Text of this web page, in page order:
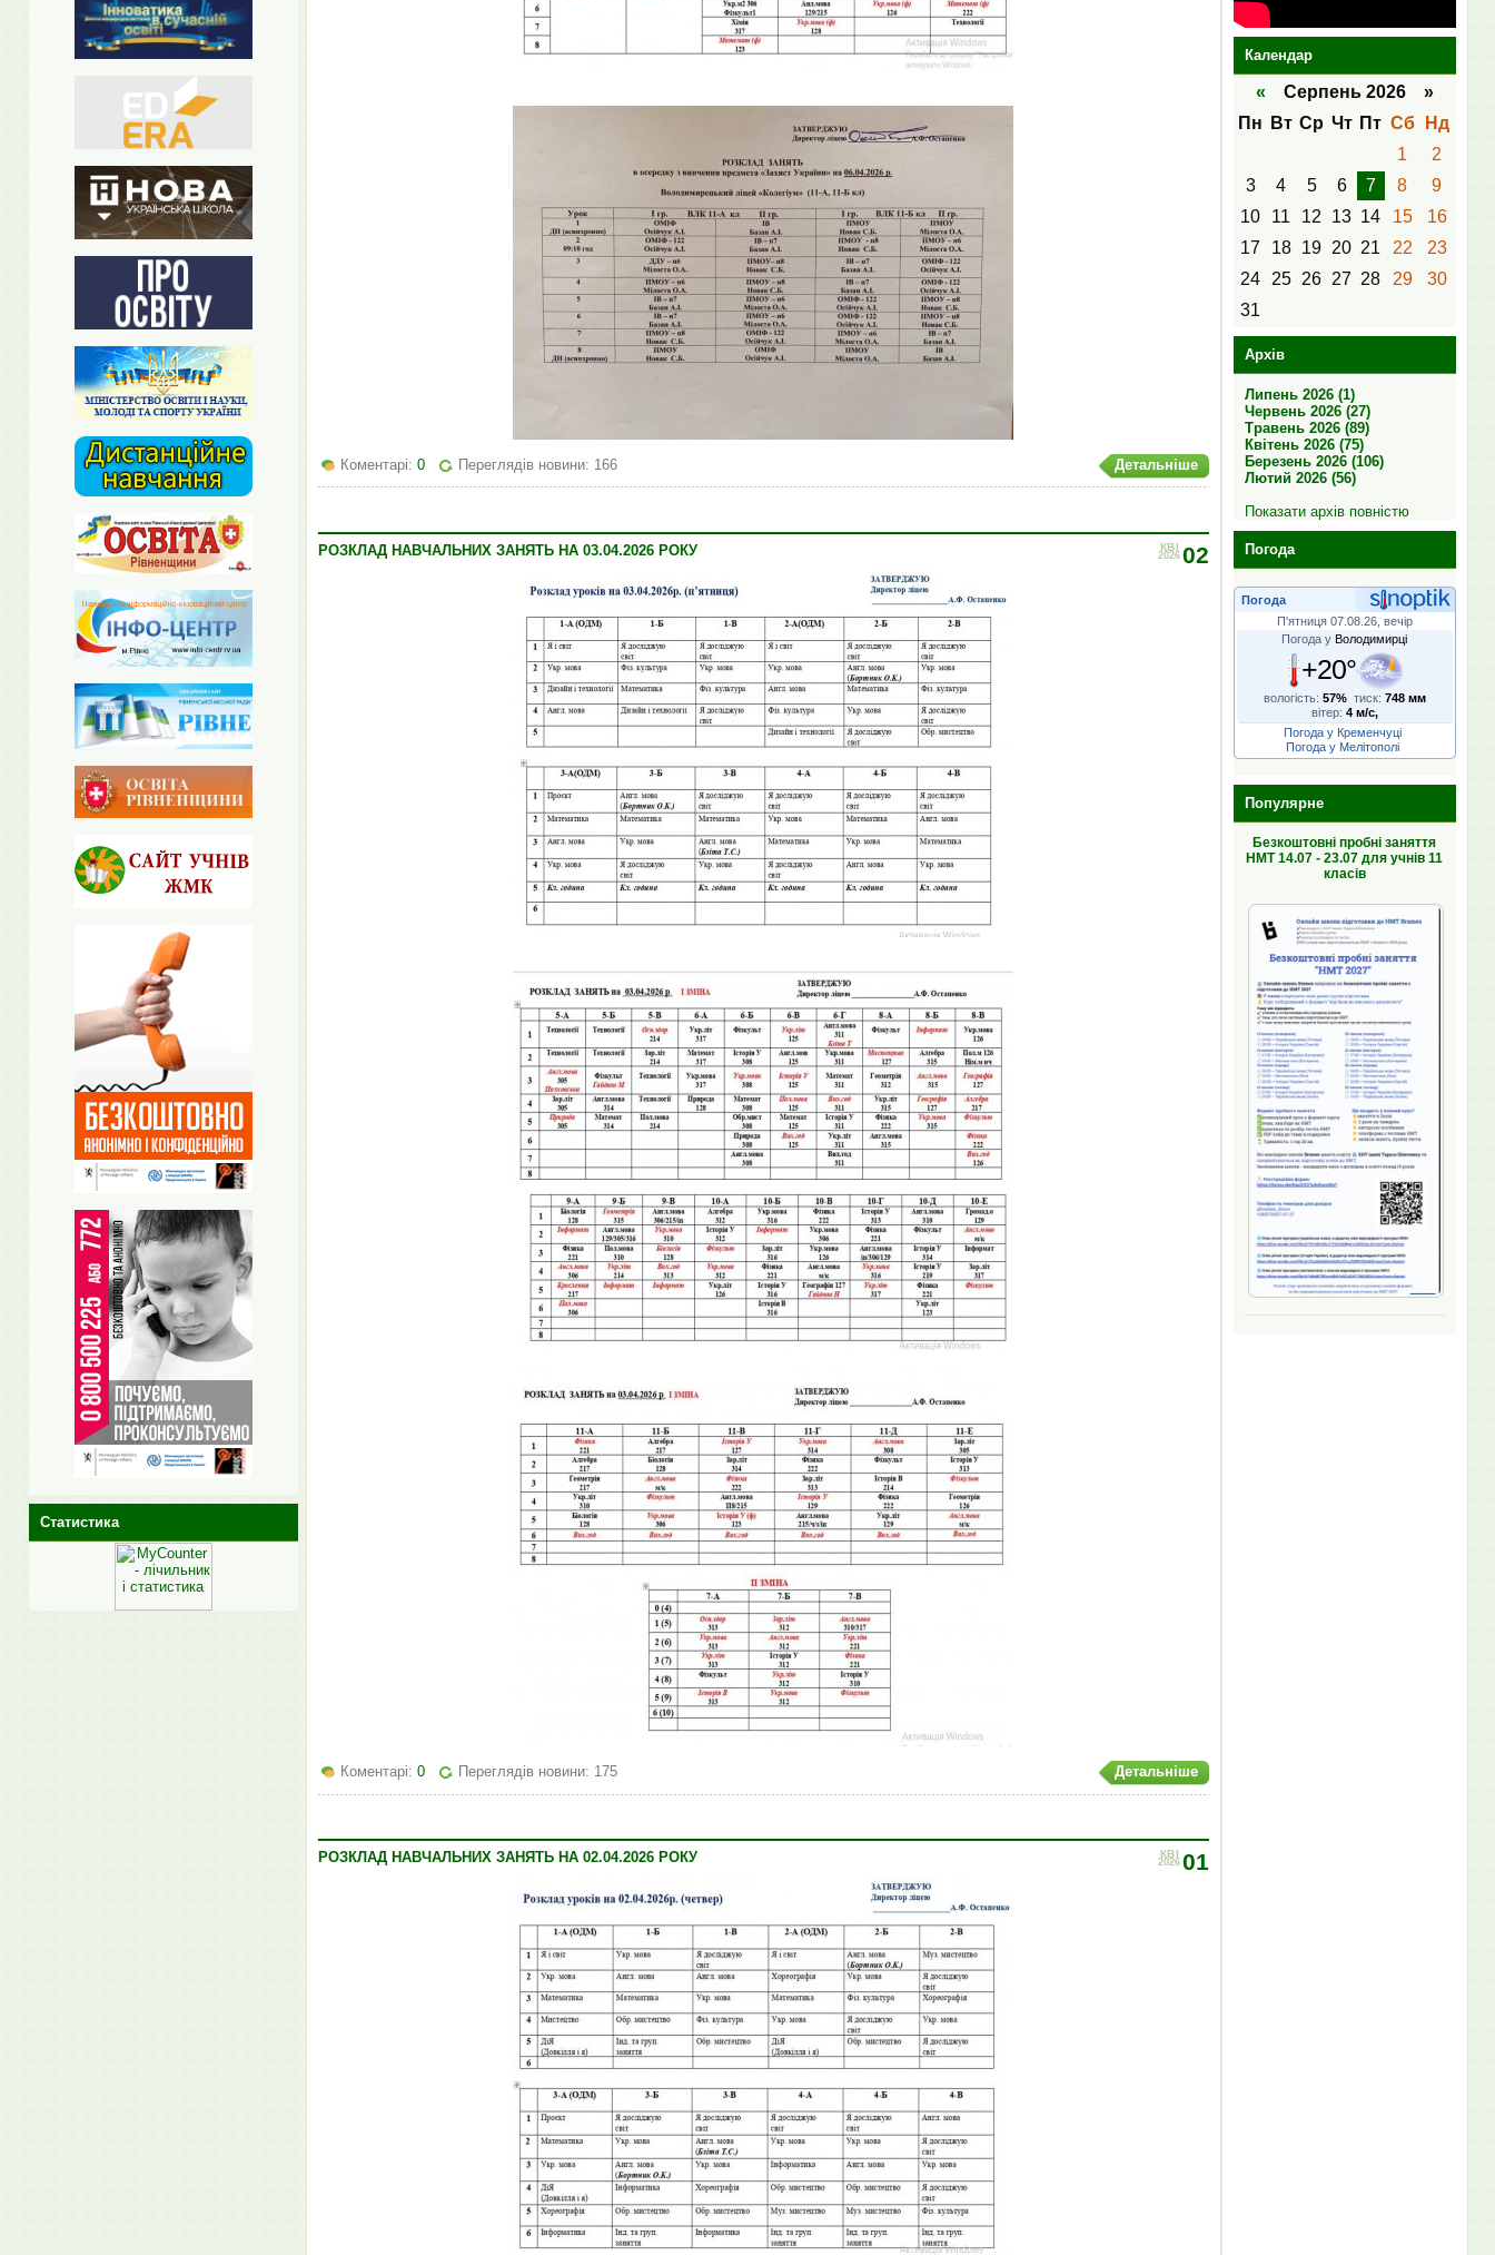
Детальніше
Коментарі: 0 Переглядів новини: 166
02
КВІ
2026
РОЗКЛАД НАВЧАЛЬНИХ ЗАНЯТЬ НА 03.04.2026 РОКУ
Детальніше
Коментарі: 0 Переглядів новини: 175
01
КВІ
2026
РОЗКЛАД НАВЧАЛЬНИХ ЗАНЯТЬ НА 02.04.2026 РОКУ
Календар
« Серпень 2026 »
Пн
Вт Ср Чт Пт Сб
Нд
1
2
3
4 5 6 7 8
9
10
11 12 13 14 15
16
17
18 19 20 21 22
23
24
25 26 27 28 29
30
31
Архів
Липень 2026 (1)
Червень 2026 (27)
Травень 2026 (89)
Квітень 2026 (75)
Березень 2026 (106)
Лютий 2026 (56)
Показати архів повністю
Погода
Погода
П'ятниця 07.08.26, вечір
Погода у Володимирці
+20°
вологість: 57% тиск: 748 мм
вітер: 4 м/с,
Погода у Кременчуці
Погода у Мелітополі
Популярне
Безкоштовні пробні заняття
НМТ 14.07 - 23.07 для учнів 11
класів
Статистика